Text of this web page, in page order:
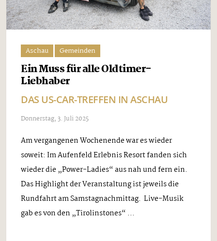
Aschau Gemeinden
Ein Muss für alle Oldtimer-
Liebhaber
DAS US-CAR-TREFFEN IN ASCHAU
Donnerstag, 3. Juli 2025
Am vergangenen Wochenende war es wieder
soweit: Im Aufenfeld Erlebnis Resort fanden sich
wieder die „Power-Ladies“ aus nah und fern ein.
Das Highlight der Veranstaltung ist jeweils die
Rundfahrt am Samstagnachmittag. Live-Musik
gab es von den „Tirolinstones“ ...